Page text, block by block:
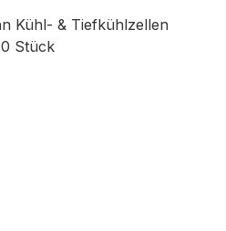
Kühl- & Tiefkühlzellen
Stück